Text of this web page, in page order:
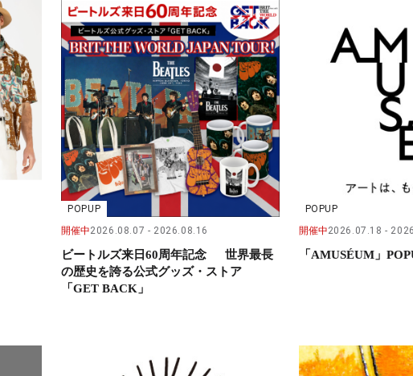
POPUP
開催中2026.08.07 2026.08.16
ビートルズ来日60周年記念 世界最長
の歴史を誇る公式グッズ・ストア
「GET BACK」
POPUP
開催中2026.07.18
「AMUSÉUM」